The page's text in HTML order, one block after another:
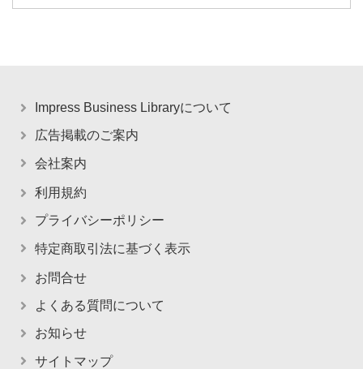
Impress Business Libraryについて
広告掲載のご案内
会社案内
利用規約
プライバシーポリシー
特定商取引法に基づく表示
お問合せ
よくある質問について
お知らせ
サイトマップ